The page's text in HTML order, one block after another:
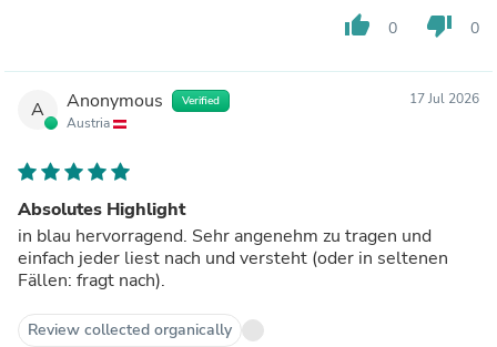
thumb_up 0 thumb_down 0
A Anonymous Verified
Austria
17 Jul 2026
Absolutes Highlight
in blau hervorragend. Sehr angenehm zu tragen und
einfach jeder liest nach und versteht (oder in seltenen
Fällen: fragt nach).
Review collected organically